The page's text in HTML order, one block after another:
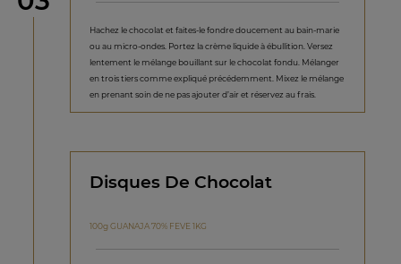
Hachez le chocolat et faites-le fondre doucement au bain-marie
ou au micro-ondes. Portez la crème liquide à ébullition. Versez
lentement le mélange bouillant sur le chocolat fondu. Mélanger
en trois tiers comme expliqué précédemment. Mixez le mélange
en prenant soin de ne pas ajouter d’air et réservez au frais.
Disques De Chocolat
100g GUANAJA 70% FEVE 1KG